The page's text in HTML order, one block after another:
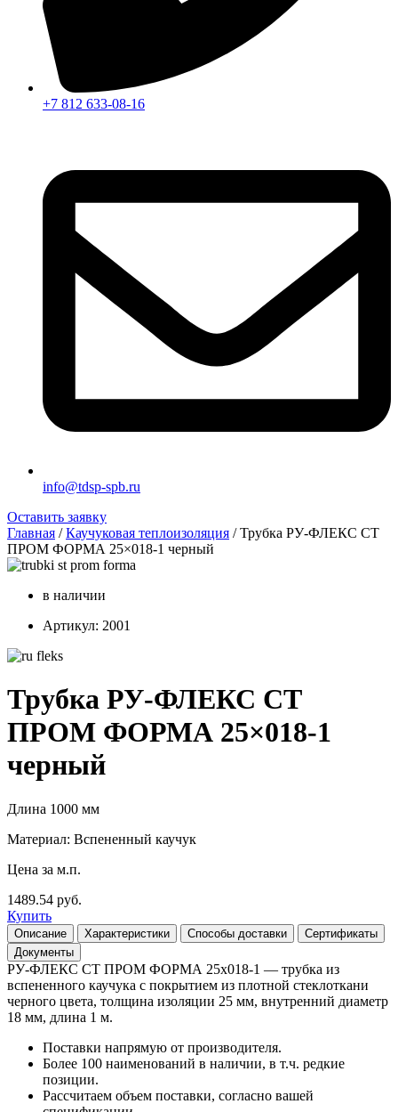
+7 812 633-08-16
info@tdsp-spb.ru
Оставить заявку
Главная /Каучуковая теплоизоляция / Трубка РУ-ФЛЕКС СТ
ПРОМ ФОРМА 25×018-1 черный
в наличии
Артикул: 2001
Трубка РУ-ФЛЕКС СТ
ПРОМ ФОРМА 25×018-1
черный
Длина 1000 мм
Материал: Вспененный каучук
Цена за м.п.
1489.54 руб.
Купить
Описание Характеристики Способы доставки
Сертификаты
Документы
РУ-ФЛЕКС СТ ПРОМ ФОРМА 25х018-1 — трубка из
вспененного каучука с покрытием из плотной стеклоткани
черного цвета, толщина изоляции 25 мм, внутренний диаметр
18 мм, длина 1 м.
Поставки напрямую от производителя.
Более 100 наименований в наличии, в т.ч. редкие
позиции.
Рассчитаем объем поставки, согласно вашей